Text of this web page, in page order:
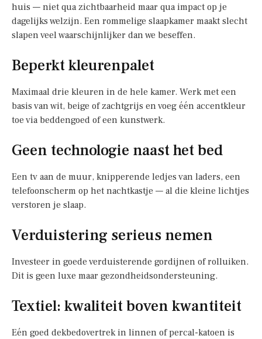
huis — niet qua zichtbaarheid maar qua impact op je
dagelijks welzijn. Een rommelige slaapkamer maakt slecht
slapen veel waarschijnlijker dan we beseffen.
Beperkt kleurenpalet
Maximaal drie kleuren in de hele kamer. Werk met een
basis van wit, beige of zachtgrijs en voeg één accentkleur
toe via beddengoed of een kunstwerk.
Geen technologie naast het bed
Een tv aan de muur, knipperende ledjes van laders, een
telefoonscherm op het nachtkastje — al die kleine lichtjes
verstoren je slaap.
Verduistering serieus nemen
Investeer in goede verduisterende gordijnen of rolluiken.
Dit is geen luxe maar gezondheidsondersteuning.
Textiel: kwaliteit boven kwantiteit
Eén goed dekbedovertrek in linnen of percal-katoen is